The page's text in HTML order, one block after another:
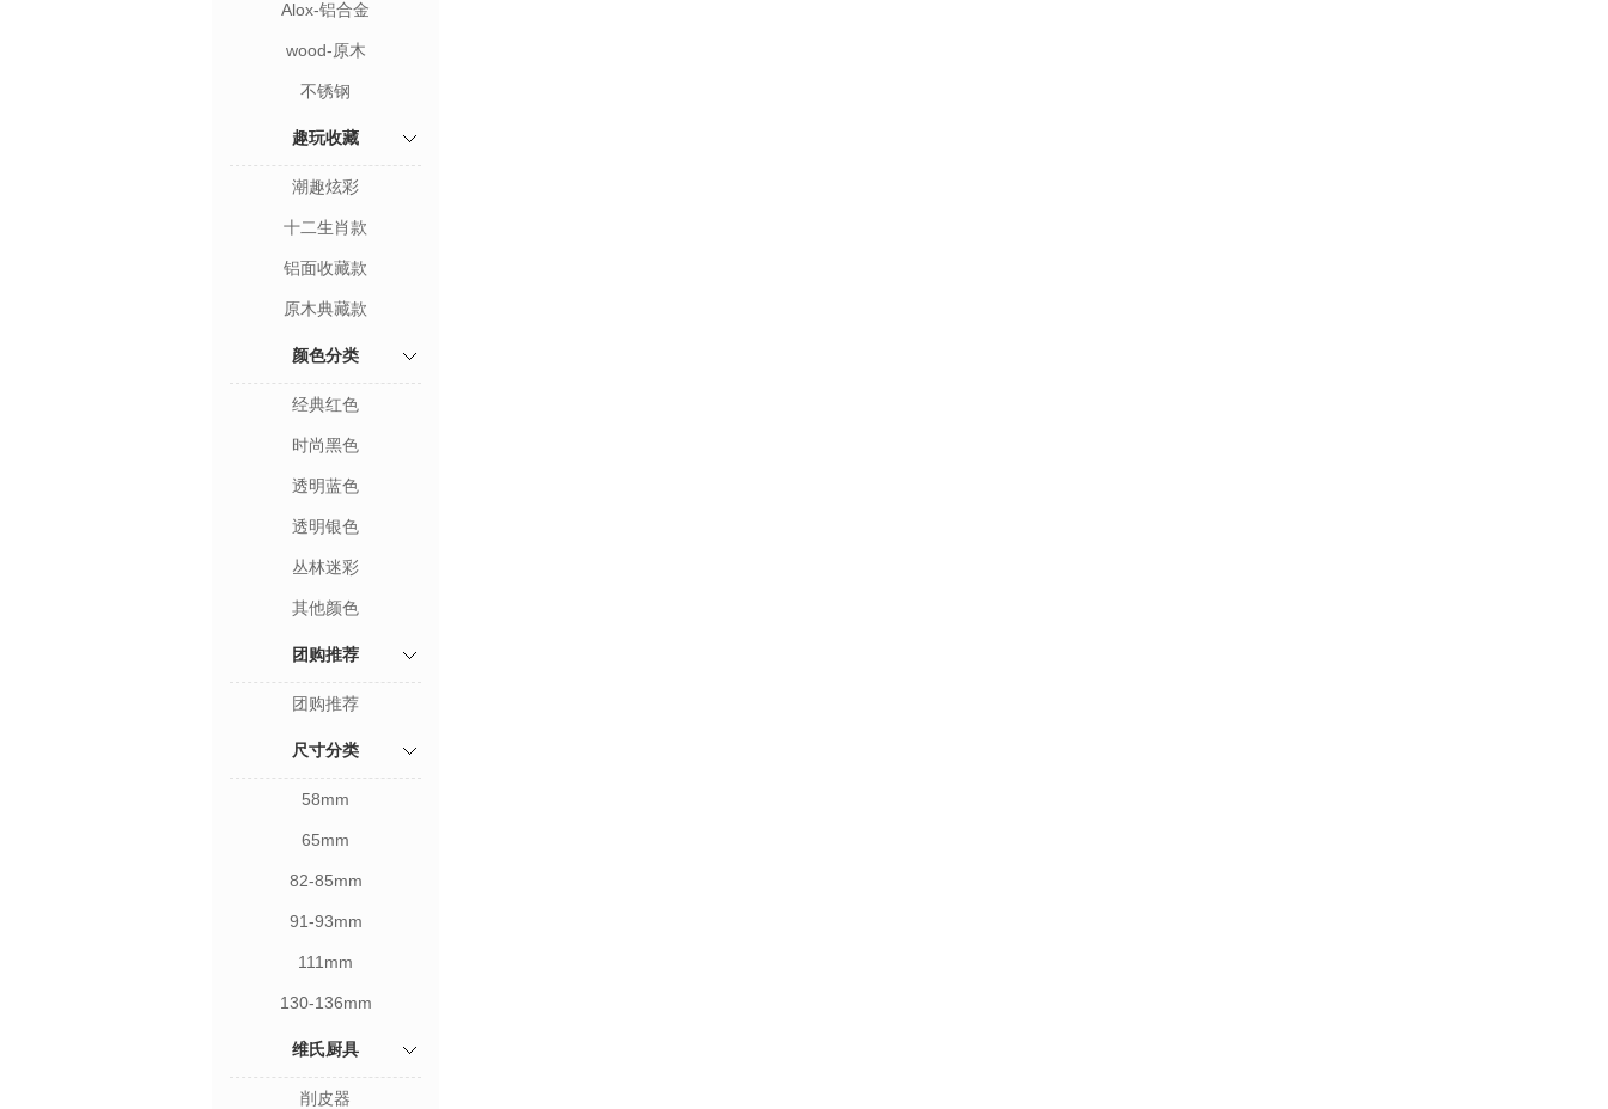
Alox-铝合金
wood-原木
不锈钢
趣玩收藏
潮趣炫彩
十二生肖款
铝面收藏款
原木典藏款
颜色分类
经典红色
时尚黑色
透明蓝色
透明银色
丛林迷彩
其他颜色
团购推荐
团购推荐
尺寸分类
58mm
65mm
82-85mm
91-93mm
111mm
130-136mm
维氏厨具
削皮器